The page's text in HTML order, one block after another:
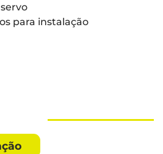
para instalação